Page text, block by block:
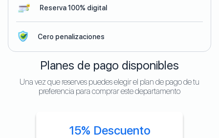
Reserva 100% digital
Cero penalizaciones
Planes de pago disponibles
Una vez que reserves puedes elegir el plan de pago de tu
preferencia para comprar este departamento
15% Descuento